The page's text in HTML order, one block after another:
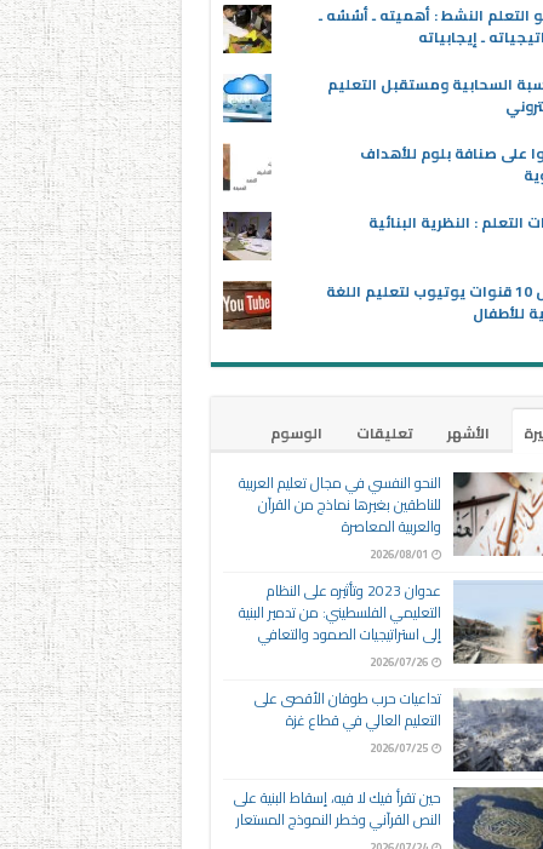
التعلم النشط : أهميته ـ أسُسُه ـ
ـ إيجابياته
السحابية ومستقبل التعليم
على صنافة بلوم للأهداف
التعلم : النظرية البنائية
أفضل 10 قنوات يوتيوب لتعليم اللغة
للأطفال
الأشهر تعليقات
الوسوم
النحو النفسي في مجال تعليم العربية
للناطقين بغيرها نماذج من القرآن
والعربية المعاصرة
2026/08/01
عدوان 2023 وتأثيره على النظام
التعليمي الفلسطيني: من تدمير البنية
إلى استراتيجيات الصمود والتعافي
2026/07/26
تداعيات حرب طوفان الأقصى على
التعليم العالي في قطاع غزة
2026/07/25
حين تقرأ فيك لا فيه، إسقاط البنية على
النص القرآني وخطر النموذج المستعار